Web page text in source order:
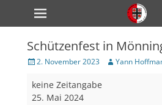
zum
Inhalt
Primärmenü
Schützenfest in
Veröffentlicht
2. November 2023 Author
Yann
Schützenfest
in
keine Zeitangabe
25. Mai 2024